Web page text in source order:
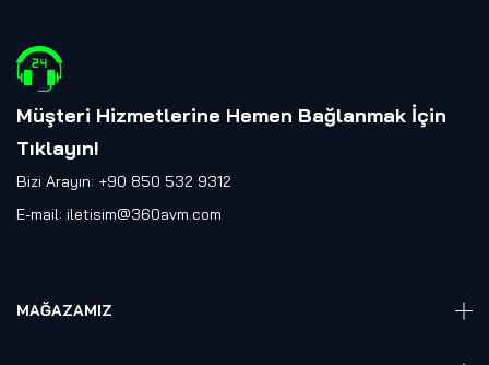
Müşteri Hizmetlerine Hemen Bağlanmak İçin
Tıklayın!
Bizi Arayın: +90 850 532 9312
E-mail: iletisim@360avm.com
MAĞAZAMIZ